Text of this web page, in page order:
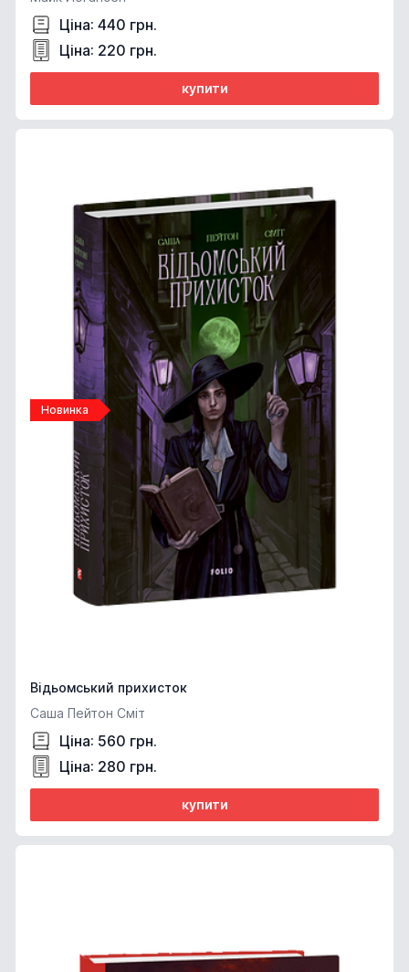
Ціна: 440 грн.
Ціна: 220 грн.
купити
Новинка
Відьомський прихисток
Саша Пейтон Сміт
Ціна: 560 грн.
Ціна: 280 грн.
купити